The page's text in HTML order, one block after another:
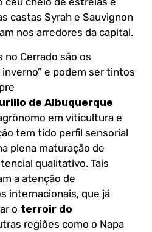
castas Syrah e Sauvignon
nos arredores da capital.
Cerrado são os
e podem ser tintos
de Albuquerque
em viticultura e
tem tido perfil sensorial
plena maturação de
qualitativo. Tais
a atenção de
internacionais, que já
o terroir do
regiões como o Napa